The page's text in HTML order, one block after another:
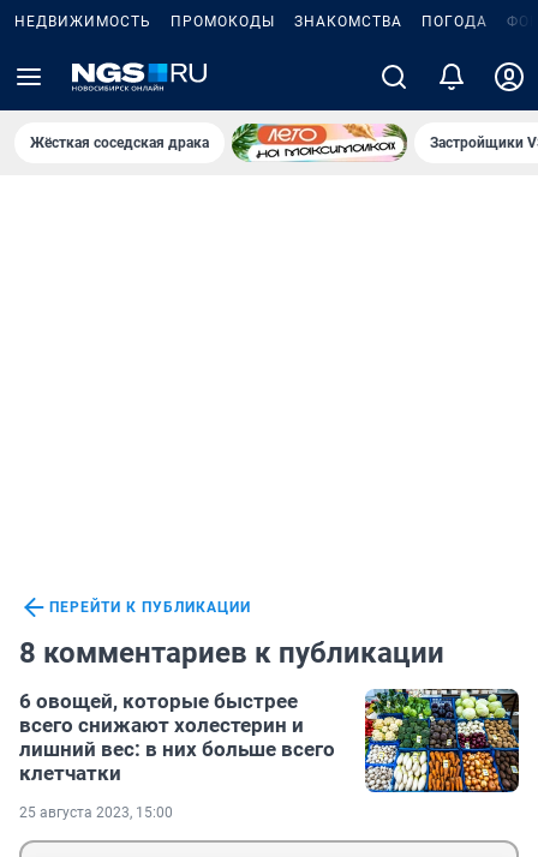
НЕДВИЖИМОСТЬ ПРОМОКОДЫ ЗНАКОМСТВА ПОГОДА
Жёсткая соседская драка Застройщики
ПЕРЕЙТИ К ПУБЛИКАЦИИ
8 комментариев к публикации
6 овощей, которые быстрее
всего снижают холестерин и
лишний вес: в них больше всего
клетчатки
25 августа 2023, 15:00